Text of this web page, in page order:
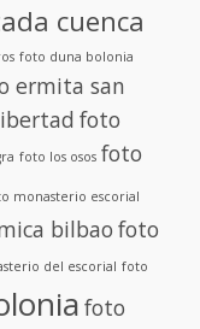
cuenca
foto duna bolonia
ermita san
foto
foto los osos foto
monasterio escorial
bilbao foto
del escorial foto
foto